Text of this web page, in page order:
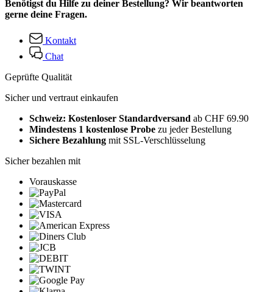
Benötigst du Hilfe zu deiner Bestellung? Wir beantworten
gerne deine Fragen.
Kontakt
Chat
Geprüfte Qualität
Sicher und vertraut einkaufen
Schweiz: Kostenloser Standardversand ab CHF 69.90
Mindestens 1 kostenlose Probe zu jeder Bestellung
Sichere Bezahlung mit SSL-Verschlüsselung
Sicher bezahlen mit
Vorauskasse